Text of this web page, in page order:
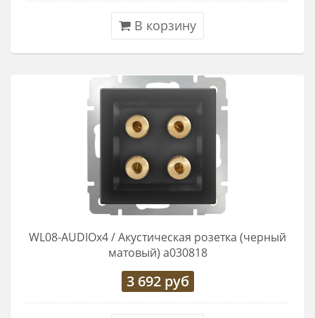
В корзину
WL08-AUDIOx4 / Акустическая розетка (черный
матовый) a030818
3 692руб